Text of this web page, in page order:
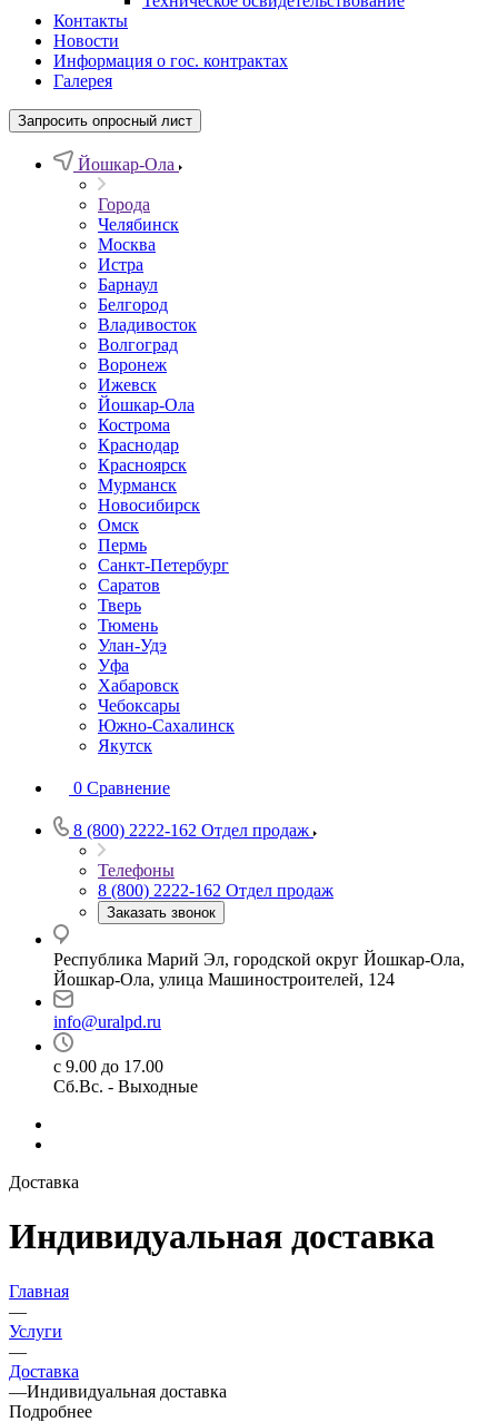
Контакты
Новости
Информация о гос. контрактах
Галерея
Запросить опросный лист
Йошкар-Ола
Города
Челябинск
Москва
Истра
Барнаул
Белгород
Владивосток
Волгоград
Воронеж
Ижевск
Йошкар-Ола
Кострома
Краснодар
Красноярск
Мурманск
Новосибирск
Омск
Пермь
Санкт-Петербург
Саратов
Тверь
Тюмень
Улан-Удэ
Уфа
Хабаровск
Чебоксары
Южно-Сахалинск
Якутск
0 Сравнение
8 (800) 2222-162 Отдел продаж
Телефоны
8 (800) 2222-162 Отдел продаж
Заказать звонок
Республика Марий Эл, городской округ Йошкар-Ола,
Йошкар-Ола, улица Машиностроителей, 124
info@uralpd.ru
с 9.00 до 17.00
Сб.Вс. - Выходные
Доставка
Индивидуальная доставка
Главная
—
Услуги
—
Доставка
—Индивидуальная доставка
Подробнее